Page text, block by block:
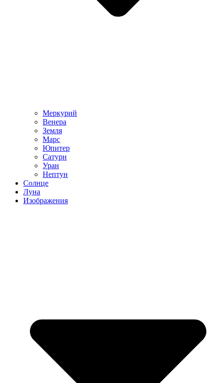
Меркурий
Венера
Земля
Марс
Юпитер
Сатурн
Уран
Нептун
Солнце
Луна
Изображения